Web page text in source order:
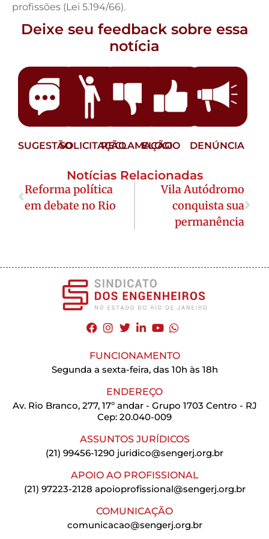
profissões (Lei 5.194/66).
Deixe seu feedback sobre essa
notícia
SUGESTÃOSOLICITAÇÃORECLAMAÇÃO
ELOGIO DENÚNCIA
Notícias Relacionadas
Reforma política
em debate no Rio
Vila Autódromo
conquista sua
permanência
FUNCIONAMENTO
Segunda a sexta-feira, das 10h às 18h
ENDEREÇO
Av. Rio Branco, 277, 17º andar - Grupo 1703 Centro - RJ
Cep: 20.040-009
ASSUNTOS JURÍDICOS
(21) 99456-1290 juridico@sengerj.org.br
APOIO AO PROFISSIONAL
(21) 97223-2128 apoioprofissional@sengerj.org.br
COMUNICAÇÃO
comunicacao@sengerj.org.br